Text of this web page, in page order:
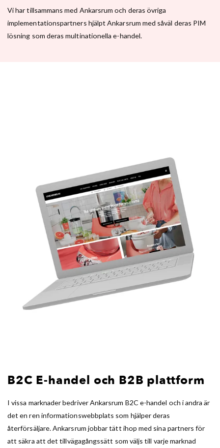
Vi har tillsammans med Ankarsrum och deras övriga
implementationspartners hjälpt Ankarsrum med såväl deras PIM
lösning som deras multinationella e-handel.
B2C E-handel och B2B plattform
I vissa marknader bedriver Ankarsrum B2C e-handel och i andra är
det en ren informationswebbplats som hjälper deras
återförsäljare. Ankarsrum jobbar tätt ihop med sina partners för
att säkra att det tillvägagångssätt som väljs till varje marknad